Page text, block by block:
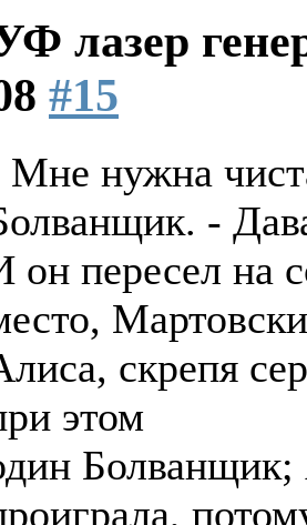
лазер
#15
Мне нужна
-
он пересел на
скрепя
этом
Болванщик;